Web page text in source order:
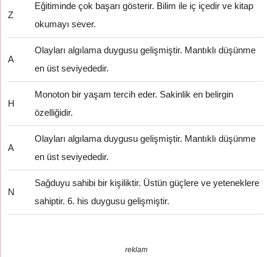
Z
Eğitiminde çok başarı gösterir. Bilim ile iç içedir ve kitap
okumayı sever.
A
Olayları algılama duygusu gelişmiştir. Mantıklı düşünme
en üst seviyededir.
H
Monoton bir yaşam tercih eder. Sakinlik en belirgin
özelliğidir.
A
Olayları algılama duygusu gelişmiştir. Mantıklı düşünme
en üst seviyededir.
N
Sağduyu sahibi bir kişiliktir. Üstün güçlere ve yeteneklere
sahiptir. 6. his duygusu gelişmiştir.
reklam